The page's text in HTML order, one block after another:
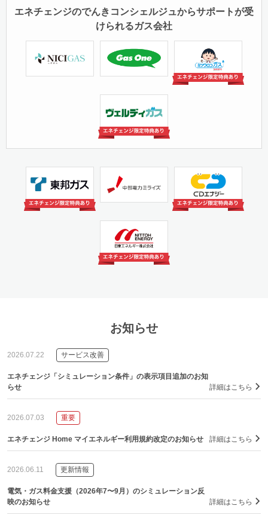
エネチェンジのでんきコンシェルジュからサポートが受
けられるガス会社
日本瓦斯株式会社 株式会社サイサン
ミツウロコグリーンエネ
ルギー株式会社
日本瓦斯株式会社(ヴェ
ルディガス)
東邦ガス株式会社
中部電力ミライズ株式会
社（旧：中部電力）
株式会社CDエナジーダ
イレクト
日東エネルギー株式会社
お知らせ
2026.07.22 サービス改善
エネチェンジ「シミュレーション条件」の表示項目追加のお知
らせ
詳細はこちら
2026.07.03 重要
エネチェンジ Home マイエネルギー利用規約改定のお知らせ 詳細はこちら
2026.06.11 更新情報
電気・ガス料金支援（2026年7〜9月）のシミュレーション反
映のお知らせ
詳細はこちら